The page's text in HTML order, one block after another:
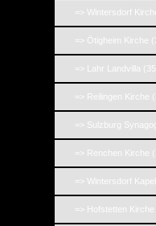
=> Wintersdorf
=> Ötigheim Kirche
=> Lahr Landvilla
=> Reilingen Kirche
=> Sulzburg
=> Renchen Kirche
=> Wintersdorf
=> Hofstetten